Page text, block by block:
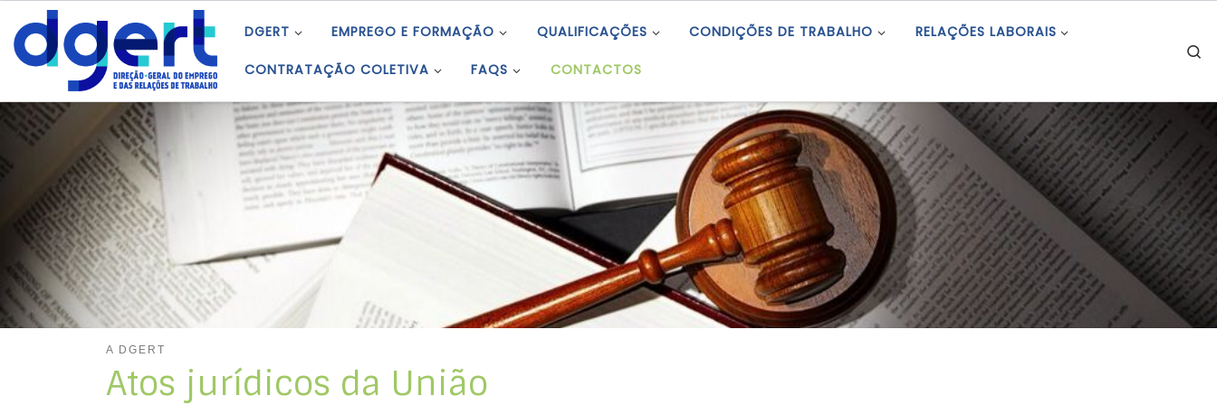
Skip to content DGERT EMPREGO E FORMAÇÃO QUALIFICAÇÕES CONDIÇÕES DE TRABALHO RELAÇÕES LABORAIS
CONTRATAÇÃO COLETIVA FAQS CONTACTOS
A DGERT
Atos jurídicos da União